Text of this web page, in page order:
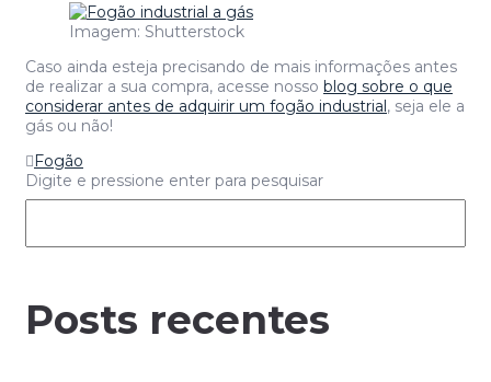
Imagem: Shutterstock
Caso ainda esteja precisando de mais informações antes
de realizar a sua compra, acesse nosso blog sobre o que
considerar antes de adquirir um fogão industrial , seja ele a
gás ou não!
Fogão
Digite e pressione enter para pesquisar
Posts recentes